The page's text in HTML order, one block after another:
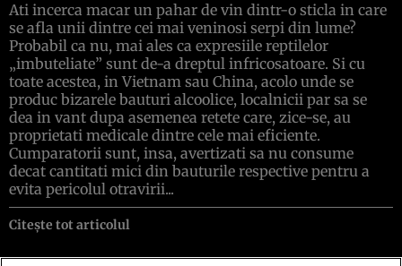
Ati incerca macar un pahar de vin dintr-o sticla in care
se afla unii dintre cei mai veninosi serpi din lume?
Probabil ca nu, mai ales ca expresiile reptilelor
„imbuteliate” sunt de-a dreptul infricosatoare. Si cu
toate acestea, in Vietnam sau China, acolo unde se
produc bizarele bauturi alcoolice, localnicii par sa se
dea in vant dupa asemenea retete care, zice-se, au
proprietati medicale dintre cele mai eficiente.
Cumparatorii sunt, insa, avertizati sa nu consume
decat cantitati mici din bauturile respective pentru a
evita pericolul otravirii...
Citește tot articolul